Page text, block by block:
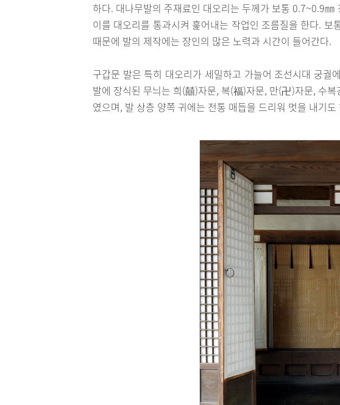
하다. 대나무발의 주재료인 대오리는 두께가 보통 0.7~0.9
이를 대오리를 통과시켜 훑어내는 작업인 조름질을 한다. 보
때문에 발의 제작에는 장인의 많은 노력과 시간이 들어간다.
구갑문 발은 특히 대오리가 세밀하고 가늘어 조선시대 궁궐
발에 장식된 무늬는 희(囍)자문, 복(福)자문, 만(卍)자문, 수
였으며, 발 상층 양쪽 귀에는 전통 매듭을 드리워 멋을 내기도